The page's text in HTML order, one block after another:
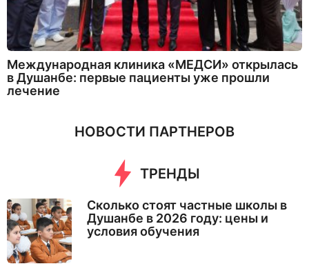
Международная клиника «МЕДСИ» открылась
в Душанбе: первые пациенты уже прошли
лечение
НОВОСТИ ПАРТНЕРОВ
ТРЕНДЫ
Сколько стоят частные школы в
Душанбе в 2026 году: цены и
условия обучения